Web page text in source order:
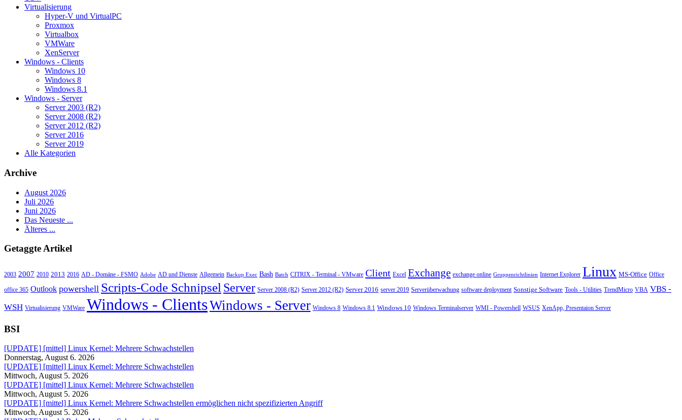
Virtualisierung
Hyper-V und VirtualPC
Proxmox
Virtualbox
VMWare
XenServer
Windows - Clients
Windows 10
Windows 8
Windows 8.1
Windows - Server
Server 2003 (R2)
Server 2008 (R2)
Server 2012 (R2)
Server 2016
Server 2019
Alle Kategorien
Archive
August 2026
Juli 2026
Juni 2026
Das Neueste ...
Älteres ...
Getaggte Artikel
2003 2007 2010 2013 2016 AD - Domäne - FSMO Adobe AD und Dienste Allgemein Backup Exec Bash Batch CITRIX - Terminal - VMware Client Excel Exchange exchange online Gruppenrichtlinien Internet Explorer Linux MS-Office Office
office 365 Outlook powershell Scripts-Code SchnipselServer Server 2008 (R2) Server 2012 (R2) Server 2016 server 2019 Serverüberwachung software deployment Sonstige Software Tools - Utilities TrendMicro VBA VBS -
WSH Virtualisierung VMWare Windows - ClientsWindows - Server Windows 8 Windows 8.1 Windows 10 Windows Terminalserver WMI - Powershell WSUS XenApp, Presentaion Server
BSI
[UPDATE] [mittel] Linux Kernel: Mehrere Schwachstellen
Donnerstag, August 6. 2026
[UPDATE] [mittel] Linux Kernel: Mehrere Schwachstellen
Mittwoch, August 5. 2026
[UPDATE] [mittel] Linux Kernel: Mehrere Schwachstellen
Mittwoch, August 5. 2026
[UPDATE] [mittel] Linux Kernel: Mehrere Schwachstellen ermöglichen nicht spezifizierten Angriff
Mittwoch, August 5. 2026